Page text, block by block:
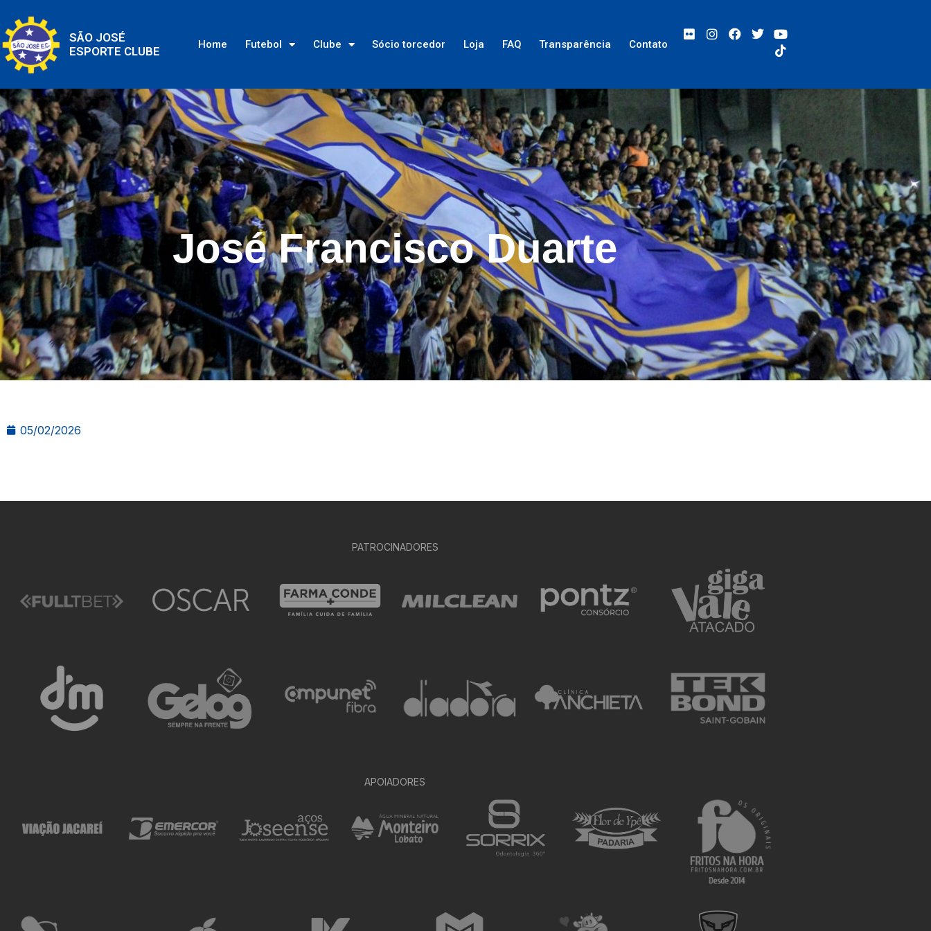
SÃO JOSÉ
ESPORTE CLUBE
Home Futebol Clube Sócio torcedor Loja FAQ Transparência Contato
José Francisco Duarte
05/02/2026
PATROCINADORES
APOIADORES